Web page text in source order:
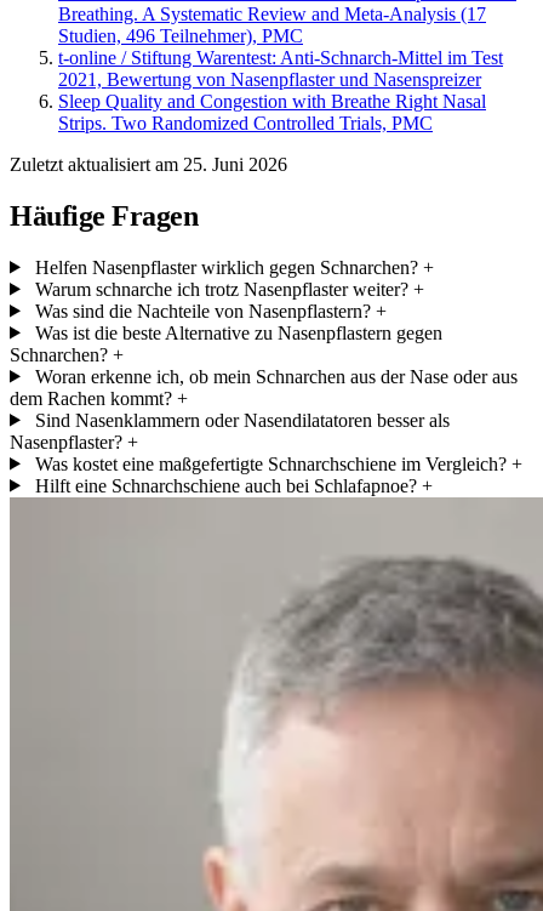
Breathing. A Systematic Review and Meta-Analysis (17
Studien, 496 Teilnehmer), PMC
t-online / Stiftung Warentest: Anti-Schnarch-Mittel im Test
2021, Bewertung von Nasenpflaster und Nasenspreizer
Sleep Quality and Congestion with Breathe Right Nasal
Strips. Two Randomized Controlled Trials, PMC
Zuletzt aktualisiert am 25. Juni 2026
Häufige Fragen
Helfen Nasenpflaster wirklich gegen Schnarchen? +
Warum schnarche ich trotz Nasenpflaster weiter? +
Was sind die Nachteile von Nasenpflastern? +
Was ist die beste Alternative zu Nasenpflastern gegen
Schnarchen? +
Woran erkenne ich, ob mein Schnarchen aus der Nase oder aus
dem Rachen kommt? +
Sind Nasenklammern oder Nasendilatatoren besser als
Nasenpflaster? +
Was kostet eine maßgefertigte Schnarchschiene im Vergleich? +
Hilft eine Schnarchschiene auch bei Schlafapnoe? +